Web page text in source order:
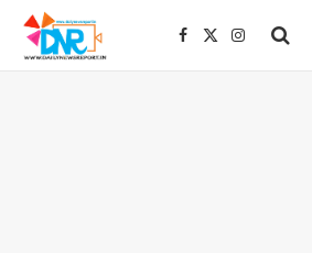
Facebook
X